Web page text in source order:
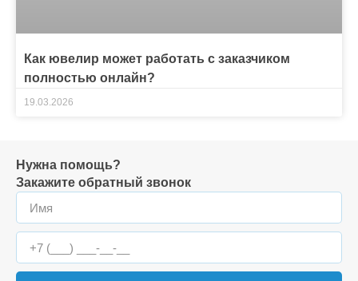
Как ювелир может работать с заказчиком
полностью онлайн?
19.03.2026
Нужна помощь?
Закажите обратный звонок